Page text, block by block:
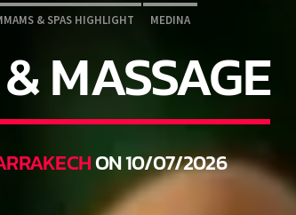
& SPAS HIGHLIGHT MEDINA
MASSAGE
ON 10/07/2026